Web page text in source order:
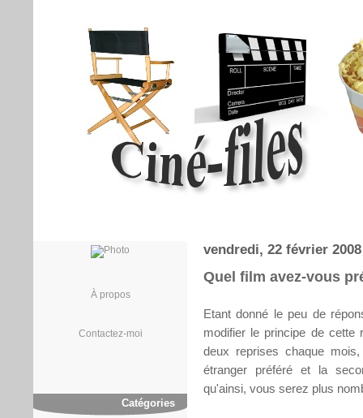
À propos
Contactez-moi
Catégories
vendredi, 22 février 2008
Quel film avez-vous
Etant donné le peu de
modifier le principe de cette
deux reprises chaque
étranger préféré et la
qu'ainsi, vous serez plus